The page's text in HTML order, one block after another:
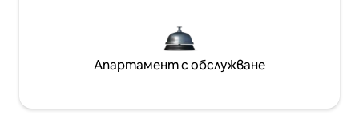
Апартамент с обслужване